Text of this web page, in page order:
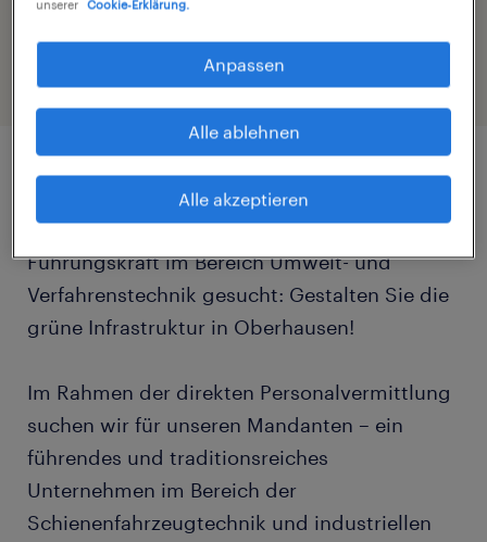
Führungskraft im Bereich Umwelt- und
Verfahrenstechnik gesucht: Gestalten Sie die
grüne Infrastruktur in Oberhausen!
Im Rahmen der direkten Personalvermittlung
suchen wir für unseren Mandanten – ein
führendes und traditionsreiches
Unternehmen im Bereich der
Schienenfahrzeugtechnik und industriellen
unserer
Cookie-Erklärung.
Anpassen
Alle ablehnen
Alle akzeptieren